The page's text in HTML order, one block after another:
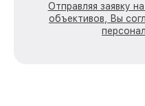
Отправляя заявку
объективов, Вы